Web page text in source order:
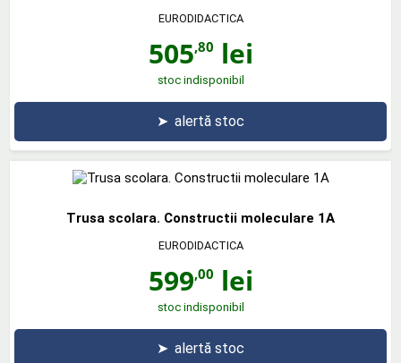
EURODIDACTICA
505,80 lei
stoc indisponibil
➤ alertă stoc
Trusa scolara. Constructii moleculare 1A
EURODIDACTICA
599,00 lei
stoc indisponibil
➤ alertă stoc